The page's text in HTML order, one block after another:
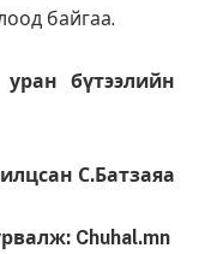
байгаа.
бүтээлийн
С.Батзаяа
Chuhal.mn